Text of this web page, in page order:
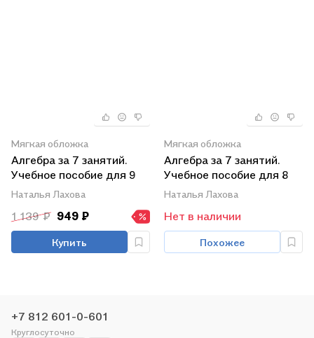
Мягкая обложка
Алгебра за 7 занятий.
Учебное пособие для 9
класса
Наталья Лахова
1 139 ₽ 949 ₽
Купить
Мягкая обложка
Алгебра за 7 занятий.
Учебное пособие для 8
класса
Наталья Лахова
Нет в наличии
Похожее
+7 812 601-0-601
Круглосуточно